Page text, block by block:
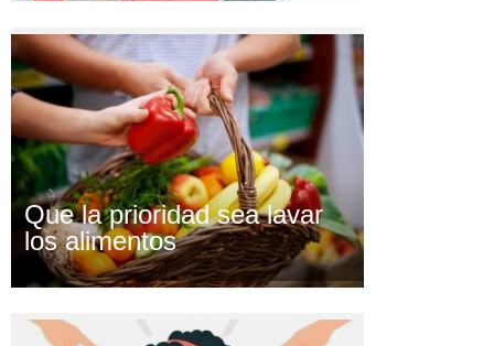
Que la prioridad sea lavar
los alimentos